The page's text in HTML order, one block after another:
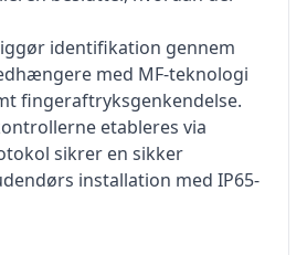
identifikation gennem
med MF-teknologi
fingeraftryksgenkendelse.
etableres via
sikrer en sikker
installation med IP65-